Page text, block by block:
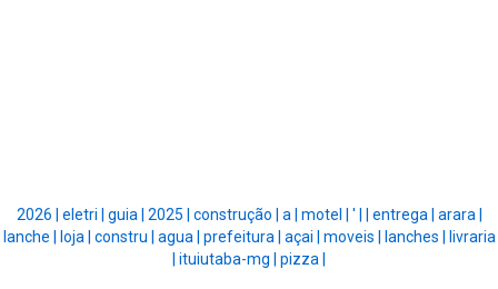
2026 | eletri | guia | 2025 | construção | a | motel | ' | entrega | arara |
lanche |
loja | constru | agua | prefeitura | açai | moveis | lanches |
livraria
ituiutaba-mg | pizza |